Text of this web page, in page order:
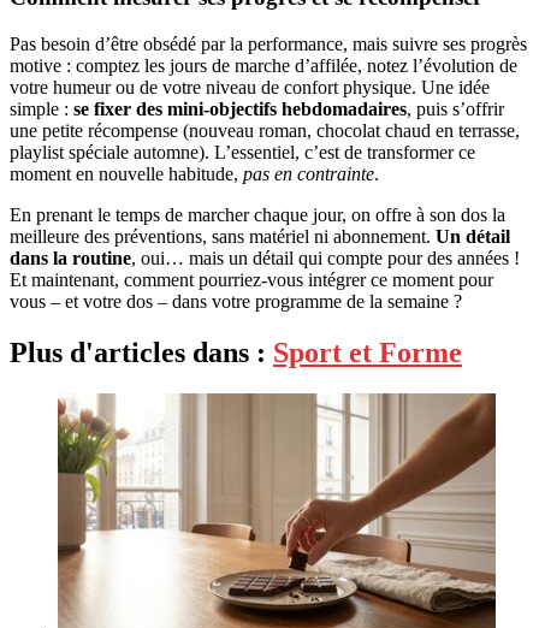
Pas besoin d’être obsédé par la performance, mais suivre ses progrès
motive : comptez les jours de marche d’affilée, notez l’évolution de
votre humeur ou de votre niveau de confort physique. Une idée
simple : se fixer des mini-objectifs hebdomadaires, puis s’offrir
une petite récompense (nouveau roman, chocolat chaud en terrasse,
playlist spéciale automne). L’essentiel, c’est de transformer ce
moment en nouvelle habitude, pas en contrainte.
En prenant le temps de marcher chaque jour, on offre à son dos la
meilleure des préventions, sans matériel ni abonnement. Un détail
dans la routine, oui… mais un détail qui compte pour des années !
Et maintenant, comment pourriez-vous intégrer ce moment pour
vous – et votre dos – dans votre programme de la semaine ?
Plus d'articles dans : Sport et Forme